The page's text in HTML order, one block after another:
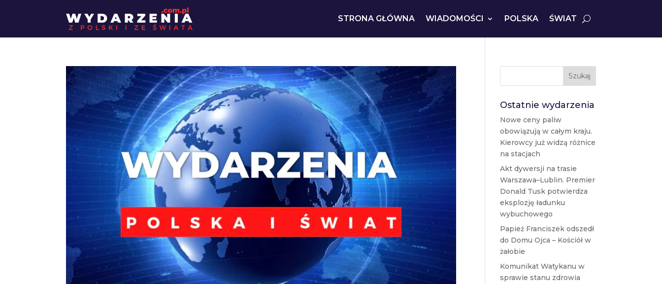
STRONA GŁÓWNA WIADOMOŚCI POLSKA ŚWIAT
Szukaj
Ostatnie wydarzenia
Nowe ceny paliw
obowiązują w całym kraju.
Kierowcy już widzą różnice
na stacjach
Akt dywersji na trasie
Warszawa–Lublin. Premier
Donald Tusk potwierdza
eksplozję ładunku
wybuchowego
Papież Franciszek odszedł
do Domu Ojca – Kościół w
żałobie
Komunikat Watykanu w
sprawie stanu zdrowia